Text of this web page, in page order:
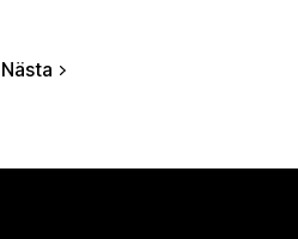
Nästa